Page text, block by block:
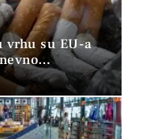
vrhu su EU-a